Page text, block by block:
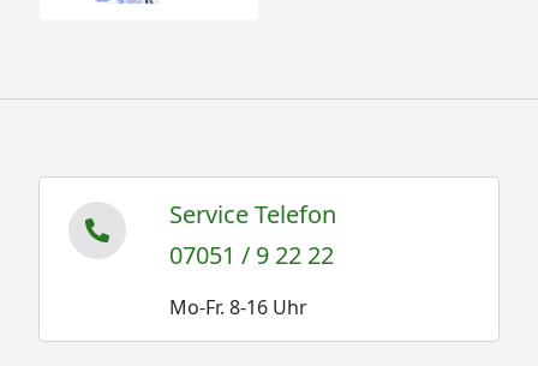
Service Telefon
07051 / 9 22 22
Mo-Fr. 8-16 Uhr